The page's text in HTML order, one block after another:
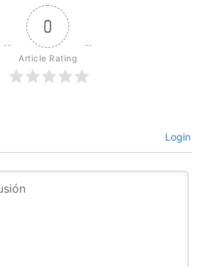
0
Article Rating
Login